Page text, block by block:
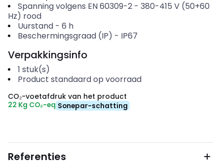
Spanning volgens EN 60309-2- 380-415 V (50+60
Hz) rood
Uurstand- 6 h
Beschermingsgraad (IP) - IP67
Verpakkingsinfo
1 stuk(s)
Product standaard op voorraad
CO₂-voetafdruk van het product
22 Kg CO₂-eq Sonepar-schatting
Referenties